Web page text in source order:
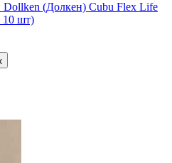
(Долкен) Cubu Flex Life
10 шт)